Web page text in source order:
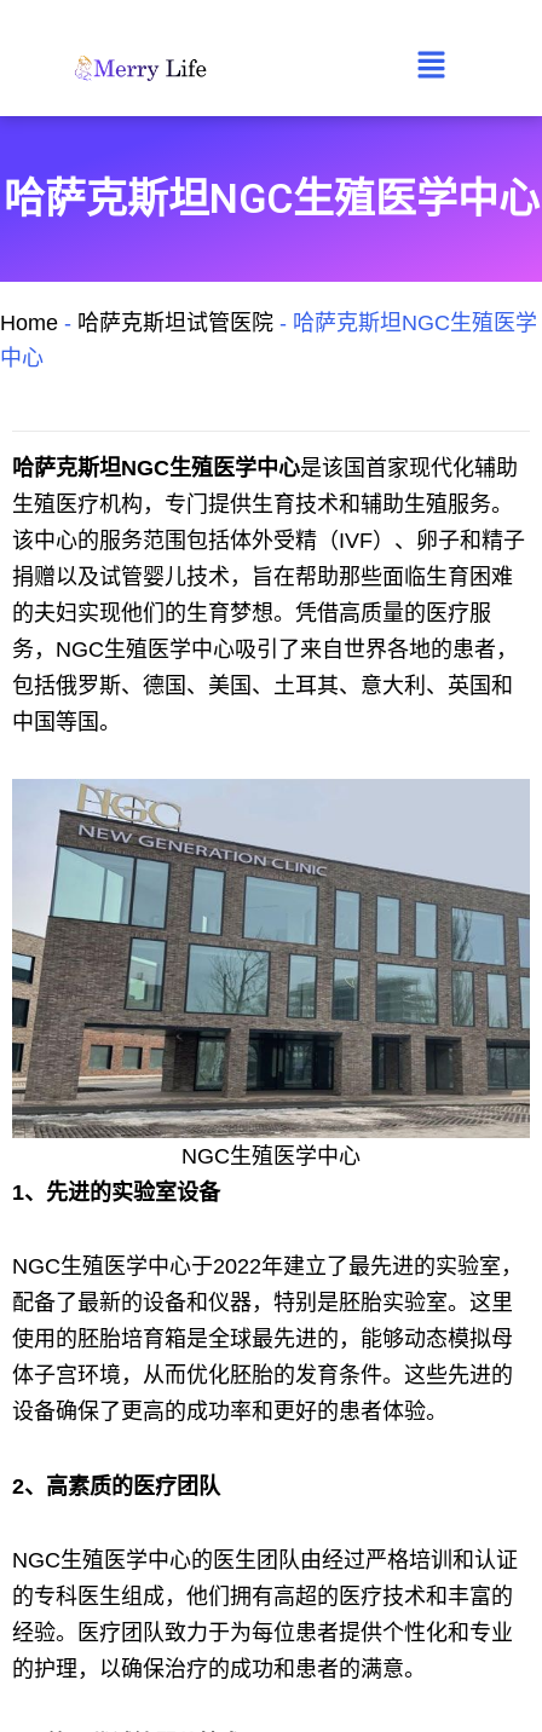
Main
Menu
哈萨克斯坦NGC生殖医学中心
Home - 哈萨克斯坦试管医院 - 哈萨克斯坦NGC生殖医学
中心
哈萨克斯坦NGC生殖医学中心是该国首家现代化辅助
生殖医疗机构，专门提供生育技术和辅助生殖服务。
该中心的服务范围包括体外受精（IVF）、卵子和精子
捐赠以及试管婴儿技术，旨在帮助那些面临生育困难
的夫妇实现他们的生育梦想。凭借高质量的医疗服
务，NGC生殖医学中心吸引了来自世界各地的患者，
包括俄罗斯、德国、美国、土耳其、意大利、英国和
中国等国。
NGC生殖医学中心
1、先进的实验室设备
NGC生殖医学中心于2022年建立了最先进的实验室，
配备了最新的设备和仪器，特别是胚胎实验室。这里
使用的胚胎培育箱是全球最先进的，能够动态模拟母
体子宫环境，从而优化胚胎的发育条件。这些先进的
设备确保了更高的成功率和更好的患者体验。
2、高素质的医疗团队
NGC生殖医学中心的医生团队由经过严格培训和认证
的专科医生组成，他们拥有高超的医疗技术和丰富的
经验。医疗团队致力于为每位患者提供个性化和专业
的护理，以确保治疗的成功和患者的满意。